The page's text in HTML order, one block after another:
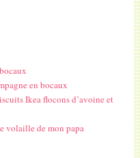
en bocaux
Ikea flocons d’avoine et
volaille de mon papa